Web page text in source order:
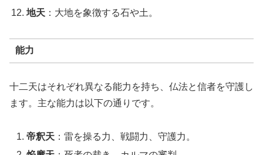
地天 ：大地を象徴する石や土。
能力
十二天はそれぞれ異なる能力を持ち、仏法と信者を守護し
ます。主な能力は以下の通りです。
帝釈天 ：雷を操る力、戦闘力、守護力。